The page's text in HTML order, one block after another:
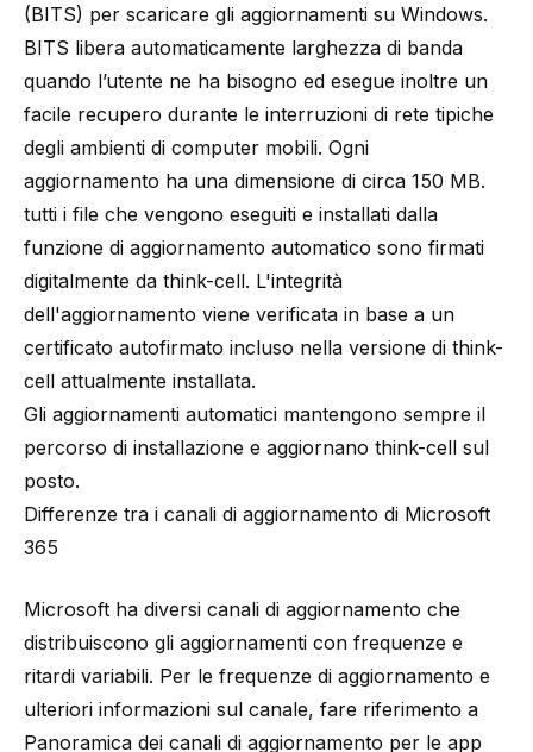
(BITS) per scaricare gli aggiornamenti su Windows.
BITS libera automaticamente larghezza di banda
quando l’utente ne ha bisogno ed esegue inoltre un
facile recupero durante le interruzioni di rete tipiche
degli ambienti di computer mobili. Ogni
aggiornamento ha una dimensione di circa 150 MB.
tutti i file che vengono eseguiti e installati dalla
funzione di aggiornamento automatico sono firmati
digitalmente da think-cell. L'integrità
dell'aggiornamento viene verificata in base a un
certificato autofirmato incluso nella versione di think-
cell attualmente installata.
Gli aggiornamenti automatici mantengono sempre il
percorso di installazione e aggiornano think-cell sul
posto.
Differenze tra i canali di aggiornamento di Microsoft
365
Microsoft ha diversi canali di aggiornamento che
distribuiscono gli aggiornamenti con frequenze e
ritardi variabili. Per le frequenze di aggiornamento e
ulteriori informazioni sul canale, fare riferimento a
Panoramica dei canali di aggiornamento per le app